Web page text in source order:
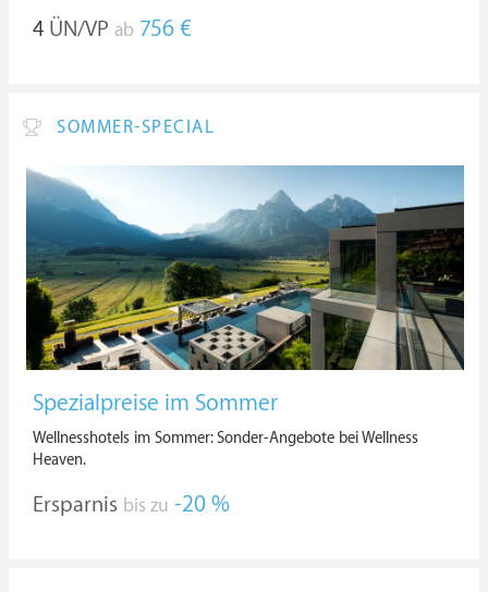
4 ÜN/VP ab 756 €
SOMMER-SPECIAL
Spezialpreise im Sommer
Wellnesshotels im Sommer: Sonder-Angebote bei Wellness
Heaven.
Ersparnis bis zu -20 %